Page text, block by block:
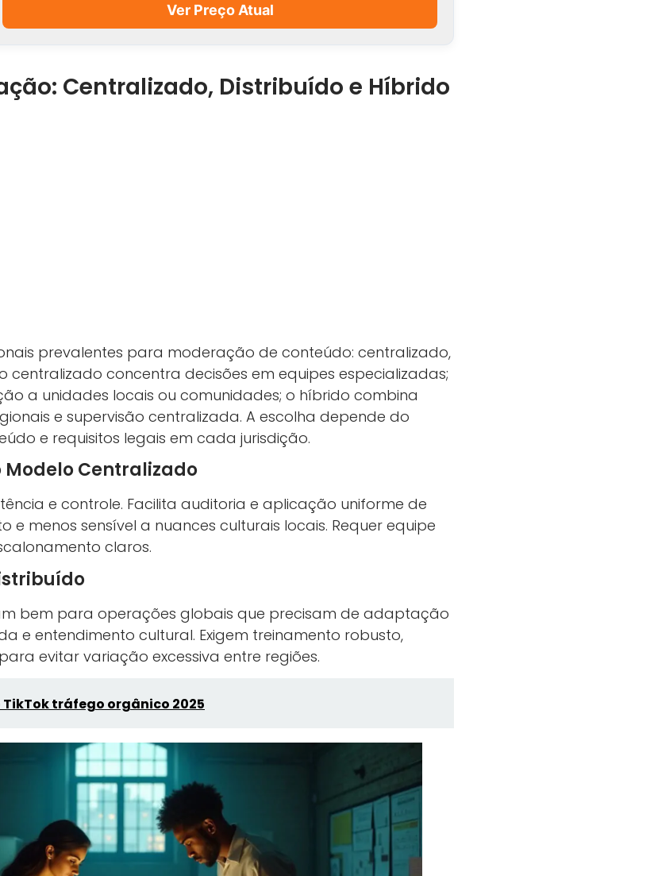
Ver Preço Atual
Centralizado, Distribuído e Híbrido
prevalentes para moderação de conteúdo: centralizado,
centralizado concentra decisões em equipes especializadas;
a unidades locais ou comunidades; o híbrido combina
e supervisão centralizada. A escolha depende do
e requisitos legais em cada jurisdição.
Centralizado
e controle. Facilita auditoria e aplicação uniforme de
e menos sensível a nuances culturais locais. Requer equipe
claros.
bem para operações globais que precisam de adaptação
e entendimento cultural. Exigem treinamento robusto,
evitar variação excessiva entre regiões.
TikTok tráfego orgânico 2025